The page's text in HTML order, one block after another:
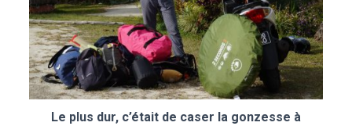
Le plus dur, c’était de caser la gonzesse à